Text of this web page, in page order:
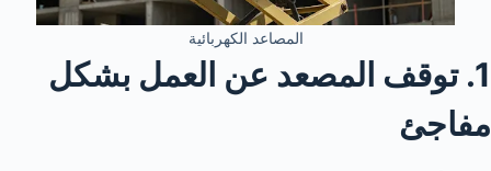
المصاعد الكهربائية
1. توقف المصعد عن العمل بشكل
مفاجئ